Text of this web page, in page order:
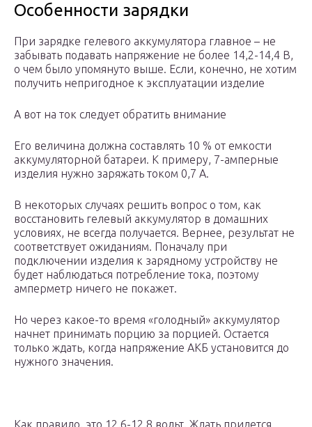
Особенности зарядки
При зарядке гелевого аккумулятора главное – не
забывать подавать напряжение не более 14,2-14,4 В,
о чем было упомянуто выше. Если, конечно, не хотим
получить непригодное к эксплуатации изделие
А вот на ток следует обратить внимание
Его величина должна составлять 10 % от емкости
аккумуляторной батареи. К примеру, 7-амперные
изделия нужно заряжать током 0,7 A.
В некоторых случаях решить вопрос о том, как
восстановить гелевый аккумулятор в домашних
условиях, не всегда получается. Вернее, результат не
соответствует ожиданиям. Поначалу при
подключении изделия к зарядному устройству не
будет наблюдаться потребление тока, поэтому
амперметр ничего не покажет.
Но через какое-то время «голодный» аккумулятор
начнет принимать порцию за порцией. Остается
только ждать, когда напряжение АКБ установится до
нужного значения.
Как правило, это 12,6-12,8 вольт. Ждать придется